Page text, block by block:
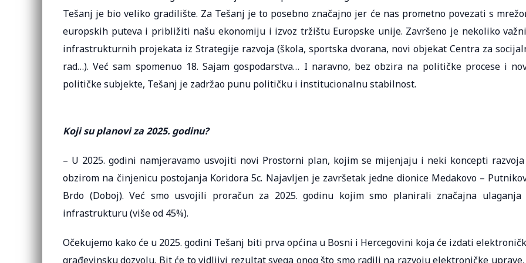
Tešanj je bio veliko gradilište. Za Tešanj je to posebno značajno jer će nas prometno povezati s
europskih puteva i približiti našu ekonomiju i izvoz tržištu Europske unije. Završeno je nekoliko
infrastrukturnih projekata iz Strategije razvoja (škola, sportska dvorana, novi objekat Centra za
rad…). Već sam spomenuo 18. Sajam gospodarstva… I naravno, bez obzira na političke procese i
političke subjekte, Tešanj je zadržao punu političku i institucionalnu stabilnost.
Koji su planovi za 2025. godinu?
– U 2025. godini namjeravamo usvojiti novi Prostorni plan, kojim se mijenjaju i neki koncepti razvoja
obzirom na činjenicu postojanja Koridora 5c. Najavljen je završetak jedne dionice Medakovo –
Brdo (Doboj). Već smo usvojili proračun za 2025. godinu kojim smo planirali značajna ulaganja
infrastrukturu (više od 45%).
Očekujemo kako će u 2025. godini Tešanj biti prva općina u Bosni i Hercegovini koja će izdati
građevinsku dozvolu. Bit će to vidljivi rezultat svega onog što smo radili na razvoju elektroničke